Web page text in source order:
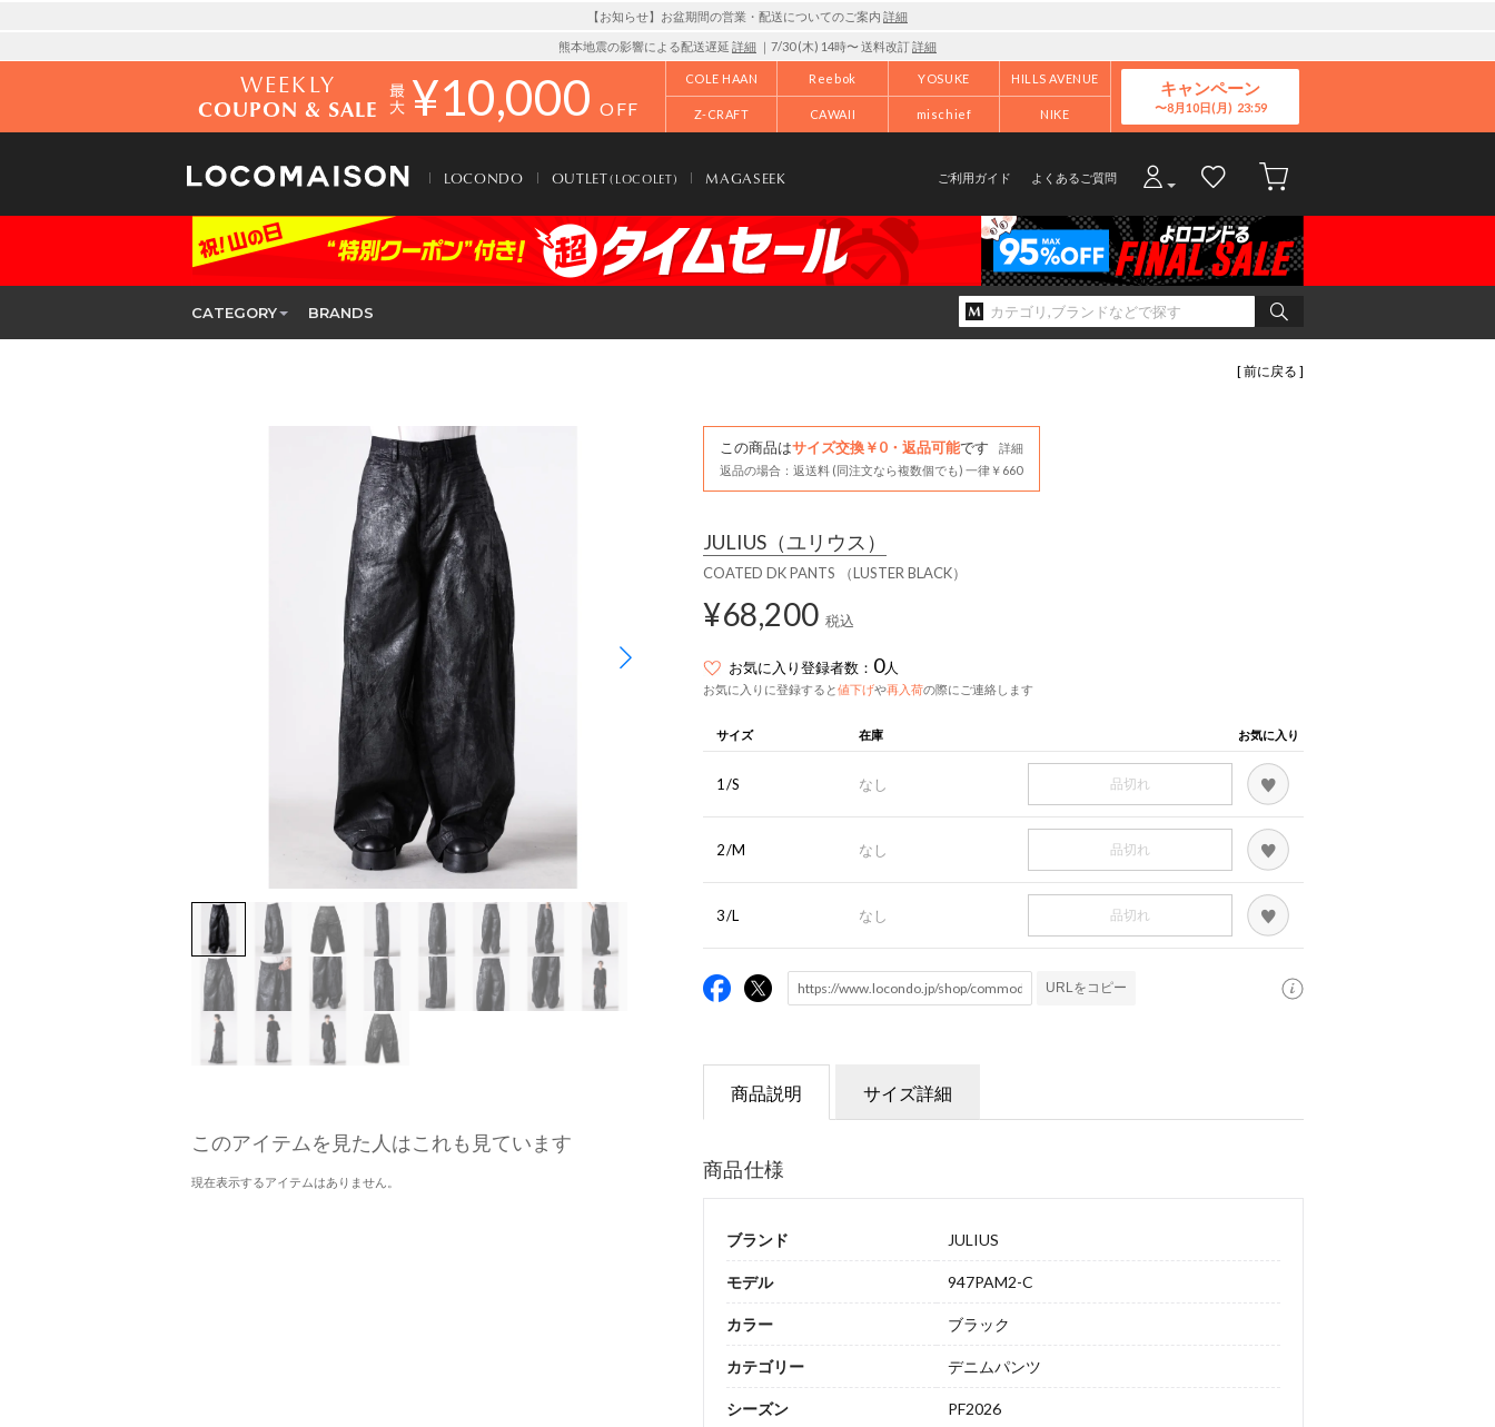
【お知らせ】お盆期間の営業・配送についてのご案内 詳細
熊本地震の影響による配送遅延 詳細 ｜7/30 (木) 14時〜 送料改訂詳細
WEEKLY
COUPON & SALE ¥10,000 OFF
COLE HAAN Reebok YOSUKE HILLS AVENUE
Z-CRAFT CAWAII mischief NIKE
キャンペーン
8月10日(月)
LOCONDO OUTLET(LOCOLET) MAGASEEK ご利用ガイド よくあるご質問
CATEGORY BRANDS
[ 前に戻る ]
このアイテムを見た人はこれも見ています
現在表示するアイテムはありません。
この商品はサイズ交換￥0・返品可能です
詳細
返品の場合：返送料 (同注文なら複数個でも) 一律￥660
JULIUS （ユリウス）
COATED DK PANTS （LUSTER BLACK）
¥68,200 税込
お気に入り登録者数： 0人
お気に入りに登録すると値下げや再入荷の際にご連絡します
サイズ 在庫 お気に入り
1/S なし 品切れ
2/M なし 品切れ
3/L なし 品切れ
URLをコピー
商品説明 サイズ詳細
商品仕様
ブランド JULIUS
モデル 947PAM2-C
カラー ブラック
カテゴリー デニムパンツ
シーズン PF2026